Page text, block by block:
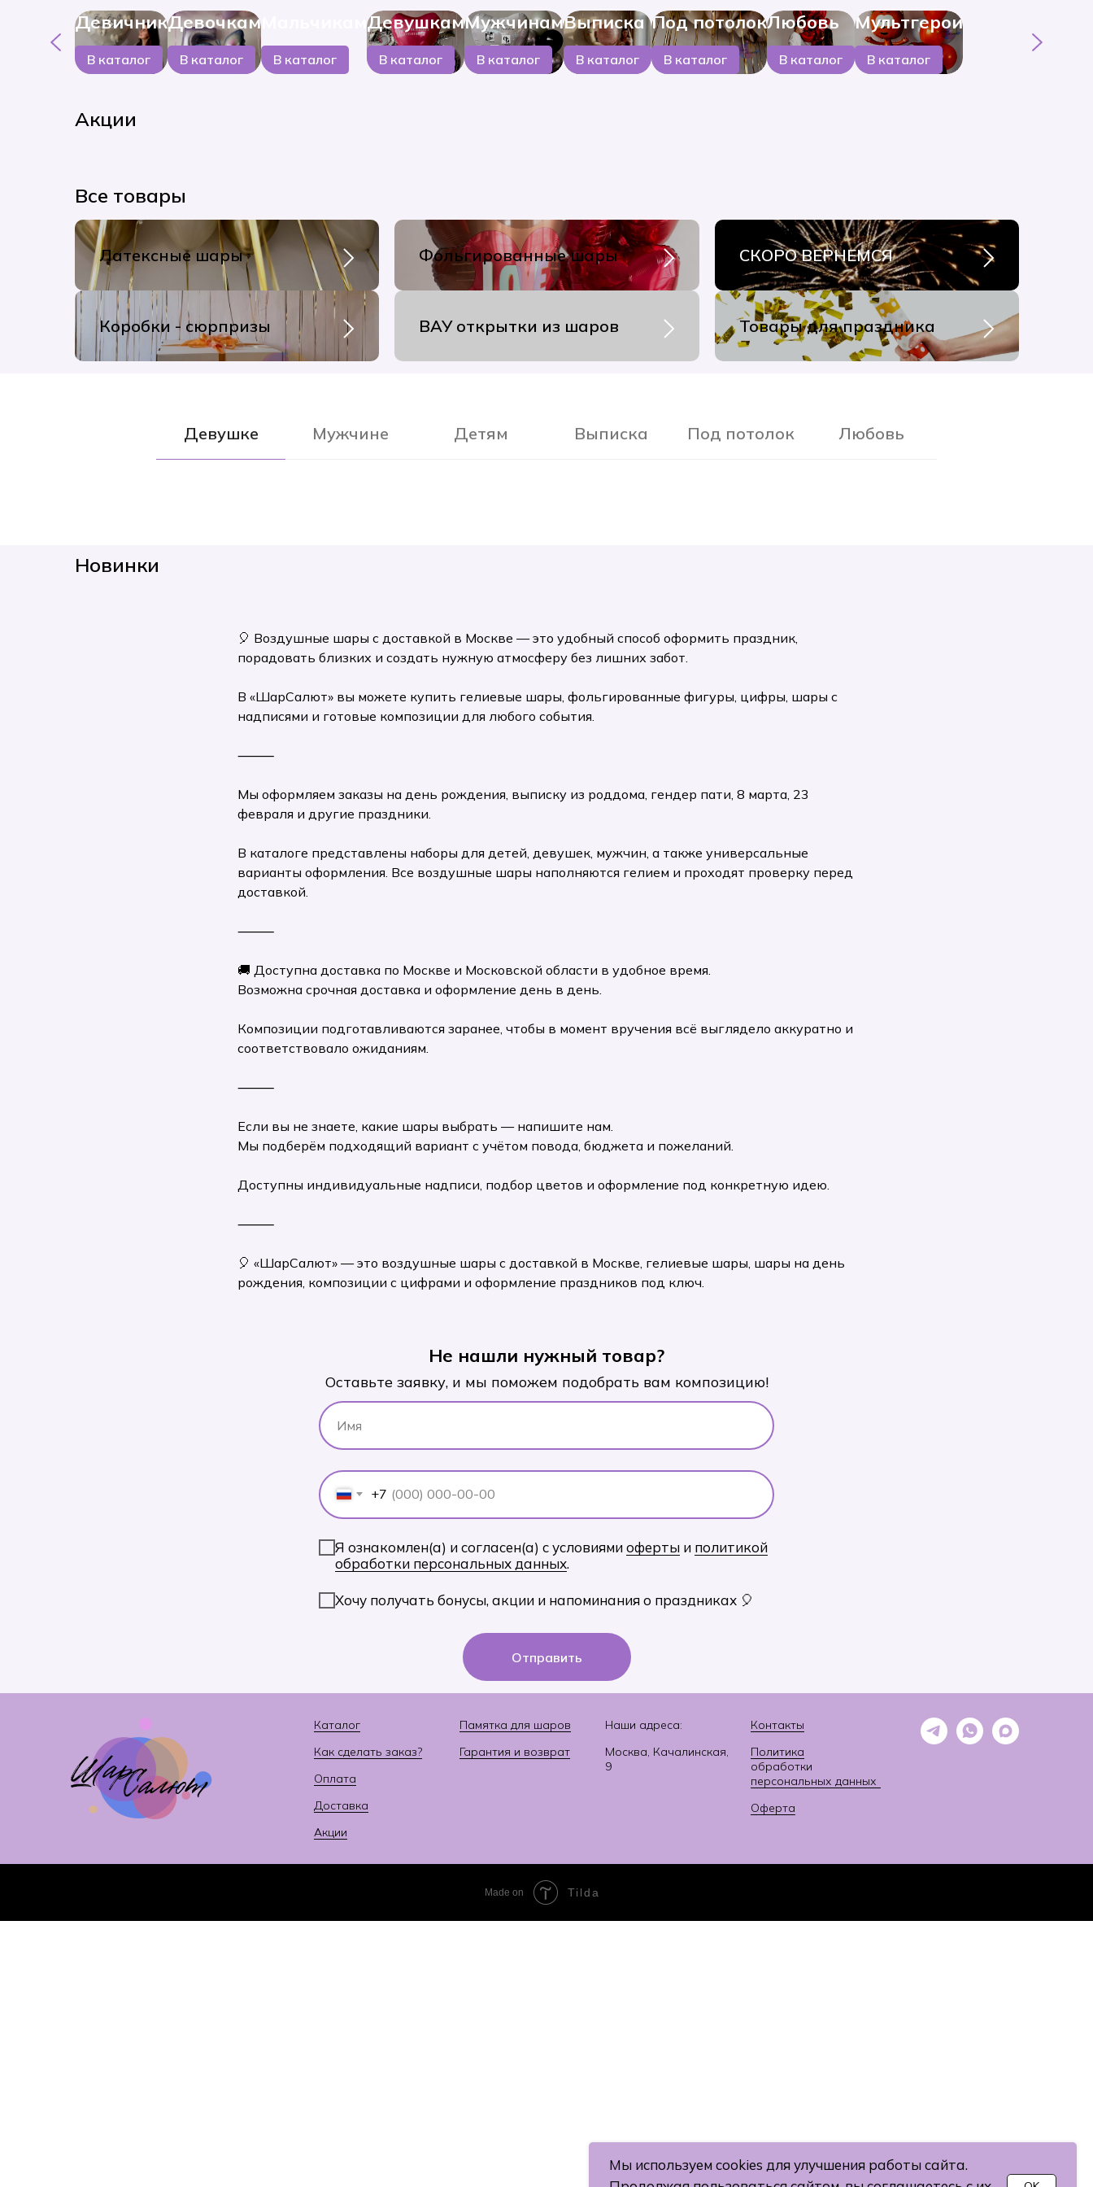
Девичник
В каталог
Девочкам
В каталог В каталог
Девушкам
В каталог
Мужчинам
В каталог
Выписка
В каталог
Под потолок
В каталог
Любовь
В каталог
Мультгерои
В каталог
Акции
Все товары
Латексные шары Фольгированные шары СКОРО ВЕРНЕМСЯ
Коробки - сюрпризы ВАУ открытки из шаров Товары для праздника
Девушке Мужчине Детям Выписка Под потолок Любовь
Новинки
🎈 Воздушные шары с доставкой в Москве — это удобный способ оформить праздник,
порадовать близких и создать нужную атмосферу без лишних забот.
В «ШарСалют» вы можете купить гелиевые шары, фольгированные фигуры, цифры, шары с
надписями и готовые композиции для любого события.
⸻
Мы оформляем заказы на день рождения, выписку из роддома, гендер пати, 8 марта, 23
февраля и другие праздники.
В каталоге представлены наборы для детей, девушек, мужчин, а также универсальные
варианты оформления. Все воздушные шары наполняются гелием и проходят проверку перед
доставкой.
⸻
🚚 Доступна доставка по Москве и Московской области в удобное время.
Возможна срочная доставка и оформление день в день.
Композиции подготавливаются заранее, чтобы в момент вручения всё выглядело аккуратно и
соответствовало ожиданиям.
⸻
Если вы не знаете, какие шары выбрать — напишите нам.
Мы подберём подходящий вариант с учётом повода, бюджета и пожеланий.
Доступны индивидуальные надписи, подбор цветов и оформление под конкретную идею.
⸻
🎈 «ШарСалют» — это воздушные шары с доставкой в Москве, гелиевые шары, шары на день
рождения, композиции с цифрами и оформление праздников под ключ.
Мы используем cookies для улучшения работы сайта.
Не нашли нужный товар?
Оставьте заявку, и мы поможем подобрать вам композицию!
+7
Я ознакомлен(а) и согласен(а) с условиямиоферты и политикой
обработки персональных данных.
Хочу получать бонусы, акции и напоминания о праздниках 🎈
Отправить
Каталог
Как сделать заказ?
Оплата
Доставка
Акции
Памятка для шаров
Гарантия и возврат
Наши адреса:
Москва, Качалинская,
9
Контакты
Политика
обработки
персональных данных
Оферта
Made on Tilda